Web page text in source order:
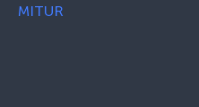
MITUR